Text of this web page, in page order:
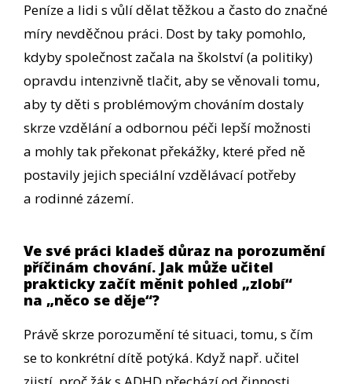
Peníze a lidi s vůlí dělat těžkou a často do značné
míry nevděčnou práci. Dost by taky pomohlo,
kdyby společnost začala na školství (a politiky)
opravdu intenzivně tlačit, aby se věnovali tomu,
aby ty děti s problémovým chováním dostaly
skrze vzdělání a odbornou péči lepší možnosti
a mohly tak překonat překážky, které před ně
postavily jejich speciální vzdělávací potřeby
a rodinné zázemí.
Ve své práci kladeš důraz na porozumění
příčinám chování. Jak může učitel
prakticky začít měnit pohled „zlobí“
na „něco se děje“?
Právě skrze porozumění té situaci, tomu, s čím
se to konkrétní dítě potýká. Když např. učitel